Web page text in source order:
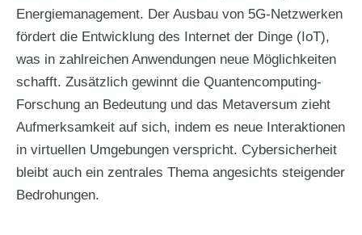
Energiemanagement. Der Ausbau von 5G-Netzwerken
fördert die Entwicklung des Internet der Dinge (IoT),
was in zahlreichen Anwendungen neue Möglichkeiten
schafft. Zusätzlich gewinnt die Quantencomputing-
Forschung an Bedeutung und das Metaversum zieht
Aufmerksamkeit auf sich, indem es neue Interaktionen
in virtuellen Umgebungen verspricht. Cybersicherheit
bleibt auch ein zentrales Thema angesichts steigender
Bedrohungen.